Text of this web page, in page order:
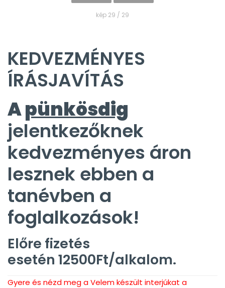
kép 29 / 29
KEDVEZMÉNYES
ÍRÁSJAVÍTÁS
Apünkösdig
jelentkezőknek
kedvezményes áron
lesznek ebben a
tanévben a
foglalkozások!
Előre fizetés
esetén 12500Ft/alkalom.
Gyere és nézd meg a Velem készült interjúkat a